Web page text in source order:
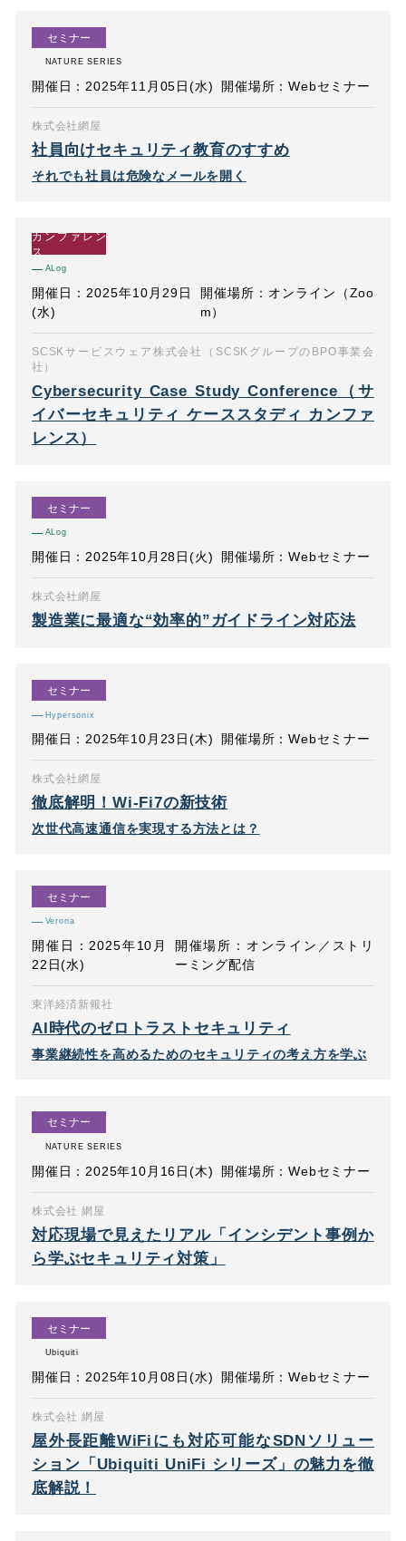
セミナー
NATURE SERIES
開催日：2025年11月05日(水) 開催場所：Webセミナー
株式会社網屋
社員向けセキュリティ教育のすすめ
それでも社員は危険なメールを開く
カンファレン
ス
ALog
開催日：2025年10月29日
(水)
開催場所：オンライン（Zoo
m）
SCSKサービスウェア株式会社（SCSKグループのBPO事業会
社）
Cybersecurity Case Study Conference（サ
イバーセキュリティ ケーススタディ カンファ
レンス）
セミナー
ALog
開催日：2025年10月28日(火) 開催場所：Webセミナー
株式会社網屋
製造業に最適な“効率的”ガイドライン対応法
セミナー
Hypersonix
開催日：2025年10月23日(木) 開催場所：Webセミナー
株式会社網屋
徹底解明！Wi-Fi7の新技術
次世代高速通信を実現する方法とは？
セミナー
Verona
開催日：2025年10月
22日(水)
開催場所：オンライン／ストリ
ーミング配信
東洋経済新報社
AI時代のゼロトラストセキュリティ
事業継続性を高めるためのセキュリティの考え方を学ぶ
セミナー
NATURE SERIES
開催日：2025年10月16日(木) 開催場所：Webセミナー
株式会社 網屋
対応現場で見えたリアル「インシデント事例か
ら学ぶセキュリティ対策」
セミナー
Ubiquiti
開催日：2025年10月08日(水) 開催場所：Webセミナー
株式会社 網屋
屋外長距離WiFiにも対応可能なSDNソリュー
ション「Ubiquiti UniFi シリーズ」の魅力を徹
底解説！